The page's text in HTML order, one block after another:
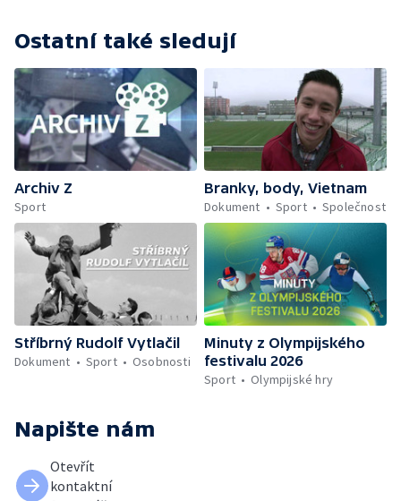
Ostatní také sledují
Archiv Z
Sport
Branky, body, Vietnam
Dokument
Sport Společnost
Stříbrný Rudolf Vytlačil
Dokument
Sport Osobnosti
Minuty z Olympijského
festivalu 2026
Sport
Olympijské hry
Napište nám
Otevřít
kontaktní